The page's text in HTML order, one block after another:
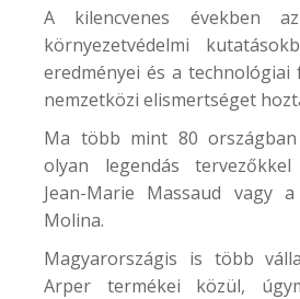
A kilencvenes években
környezetvédelmi
eredményei és a technológiai
nemzetközi elismertséget
Ma több mint 80
olyan legendás
Jean-Marie Massaud vagy
Molina.
Magyarországis is több
Arper termékei közül,